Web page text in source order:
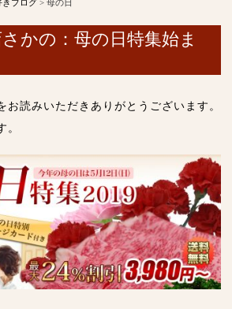
きブログ > 母の日
かの：母の日特集始ま
お読みいただきありがとうございます。
。